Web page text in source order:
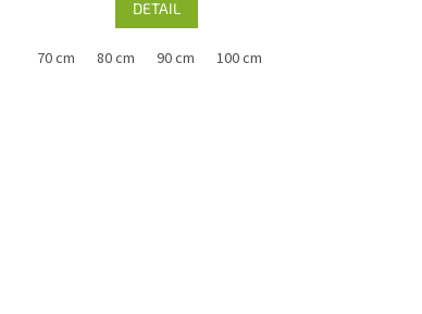
DETAIL
70 cm 80 cm 90 cm 100 cm